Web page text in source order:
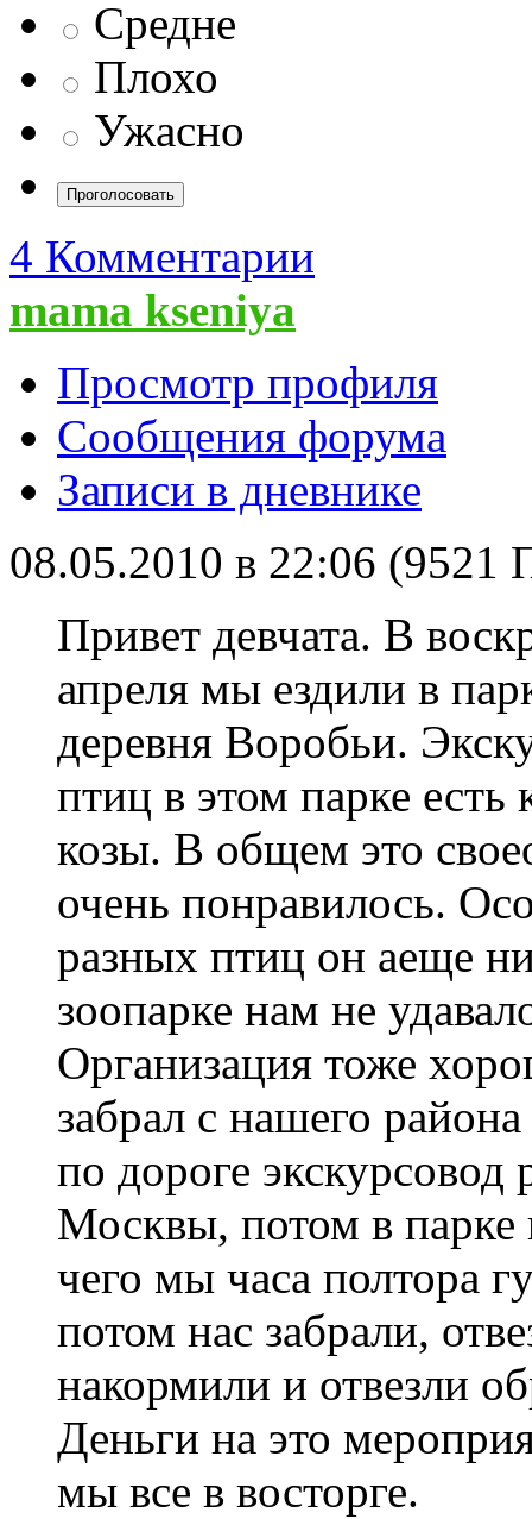
Средне
Плохо
Ужасно
4 Комментарии
mama kseniya
Просмотр профиля
Сообщения форума
Записи в дневнике
08.05.2010 в 22:06 (9521
Привет девчата. В
апреля мы ездили в
деревня Воробьи.
птиц в этом парке есть
козы. В общем это
очень понравилось.
разных птиц он аеще
зоопарке нам не
Организация тоже
забрал с нашего
по дороге экскурсовод
Москвы, потом в парке
чего мы часа полтора
потом нас забрали,
накормили и отвезли
Деньги на это
мы все в восторге.